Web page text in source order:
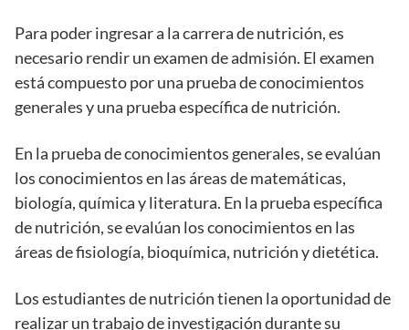
Para poder ingresar a la carrera de nutrición, es
necesario rendir un examen de admisión. El examen
está compuesto por una prueba de conocimientos
generales y una prueba específica de nutrición.
En la prueba de conocimientos generales, se evalúan
los conocimientos en las áreas de matemáticas,
biología, química y literatura. En la prueba específica
de nutrición, se evalúan los conocimientos en las
áreas de fisiología, bioquímica, nutrición y dietética.
Los estudiantes de nutrición tienen la oportunidad de
realizar un trabajo de investigación durante su